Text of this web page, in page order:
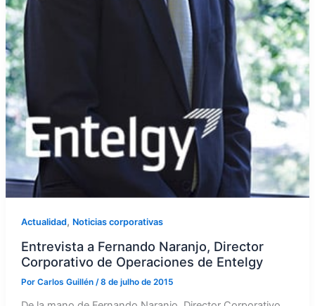
Actualidad, Noticias corporativas
Entrevista a Fernando Naranjo, Director
Corporativo de Operaciones de Entelgy
Por Carlos Guillén /8 de julho de 2015